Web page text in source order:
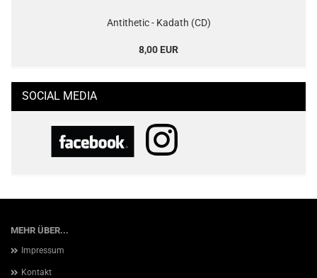
Antithetic - Kadath (CD)
8,00 EUR
SOCIAL MEDIA
MEHR ÜBER...
Impressum
Kontakt